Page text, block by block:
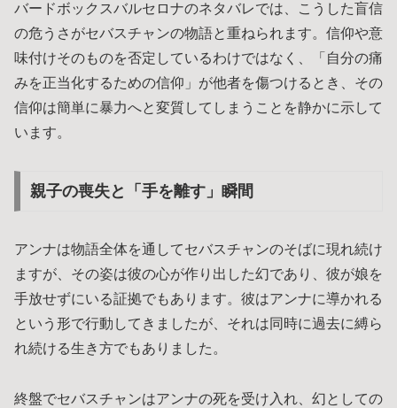
バードボックスバルセロナのネタバレでは、こうした盲信
の危うさがセバスチャンの物語と重ねられます。信仰や意
味付けそのものを否定しているわけではなく、「自分の痛
みを正当化するための信仰」が他者を傷つけるとき、その
信仰は簡単に暴力へと変質してしまうことを静かに示して
います。
親子の喪失と「手を離す」瞬間
アンナは物語全体を通してセバスチャンのそばに現れ続け
ますが、その姿は彼の心が作り出した幻であり、彼が娘を
手放せずにいる証拠でもあります。彼はアンナに導かれる
という形で行動してきましたが、それは同時に過去に縛ら
れ続ける生き方でもありました。
終盤でセバスチャンはアンナの死を受け入れ、幻としての